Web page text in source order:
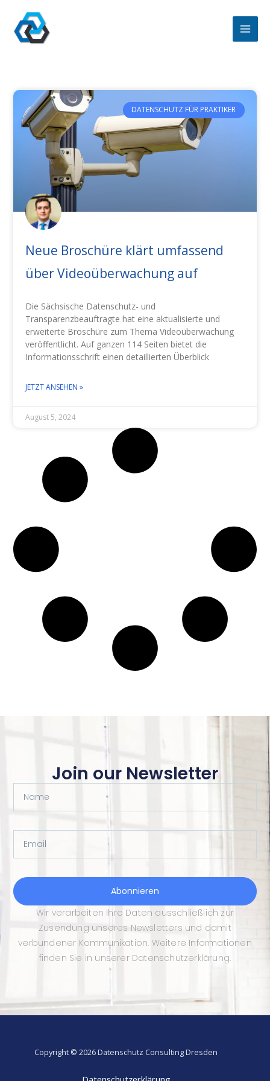
Inhalt
springen
DATENSCHUTZ FÜR PRAKTIKER
Neue Broschüre klärt umfassend
über Videoüberwachung auf
Die Sächsische Datenschutz- und
Transparenzbeauftragte hat eine aktualisierte und
erweiterte Broschüre zum Thema Videoüberwachung
veröffentlicht. Auf ganzen 114 Seiten bietet die
Informationsschrift einen detaillierten Überblick
JETZT ANSEHEN »
August 5, 2024
Join our Newsletter
Abonnieren
Wir verarbeiten Ihre Daten ausschließlich zur
Zusendung unseres Newsletters und damit
verbundener Kommunikation. Weitere Informationen
finden Sie in unserer Datenschutzerklärung.
Copyright © 2026 Datenschutz Consulting Dresden